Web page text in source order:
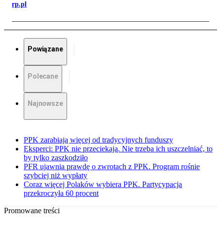
rp.pl
Powiązane
Polecane
Najnowsze
PPK zarabiają więcej od tradycyjnych funduszy
Eksperci: PPK nie przeciekają. Nie trzeba ich uszczelniać, to
by tylko zaszkodziło
PFR ujawnia prawdę o zwrotach z PPK. Program rośnie
szybciej niż wypłaty
Coraz więcej Polaków wybiera PPK. Partycypacja
przekroczyła 60 procent
Promowane treści